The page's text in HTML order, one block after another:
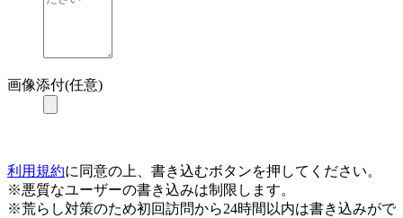
画像添付(任意)
利用規約に同意の上、書き込むボタンを押してください。
※悪質なユーザーの書き込みは制限します。
※荒らし対策のため初回訪問から24時間以内は書き込みがで